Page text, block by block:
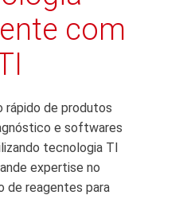
com
rápido de produtos
e softwares
tecnologia TI
expertise no
de reagentes para